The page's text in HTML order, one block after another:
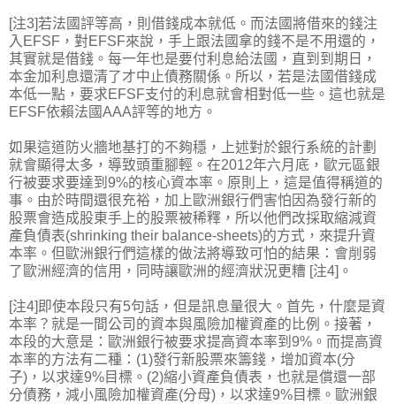
[注3]若法國評等高，則借錢成本就低。而法國將借來的錢注
入EFSF，對EFSF來說，手上跟法國拿的錢不是不用還的，
其實就是借錢。每一年也是要付利息給法國，直到到期日，
本金加利息還清了才中止債務關係。所以，若是法國借錢成
本低一點，要求EFSF支付的利息就會相對低一些。這也就是
EFSF依賴法國AAA評等的地方。
如果這道防火牆地基打的不夠穩，上述對於銀行系統的計劃
就會顯得太多，導致頭重腳輕。在2012年六月底，歐元區銀
行被要求要達到9%的核心資本率。原則上，這是值得稱道的
事。由於時間還很充裕，加上歐洲銀行們害怕因為發行新的
股票會造成股東手上的股票被稀釋，所以他們改採取縮減資
產負債表(shrinking their balance-sheets)的方式，來提升資
本率。但歐洲銀行們這樣的做法將導致可怕的結果：會削弱
了歐洲經濟的信用，同時讓歐洲的經濟狀況更糟 [注4]。
[注4]即使本段只有5句話，但是訊息量很大。首先，什麼是資
本率？就是一間公司的資本與風險加權資產的比例。接著，
本段的大意是：歐洲銀行被要求提高資本率到9%。而提高資
本率的方法有二種：(1)發行新股票來籌錢，增加資本(分
子)，以求達9%目標。(2)縮小資產負債表，也就是償還一部
分債務，減小風險加權資產(分母)，以求達9%目標。歐洲銀